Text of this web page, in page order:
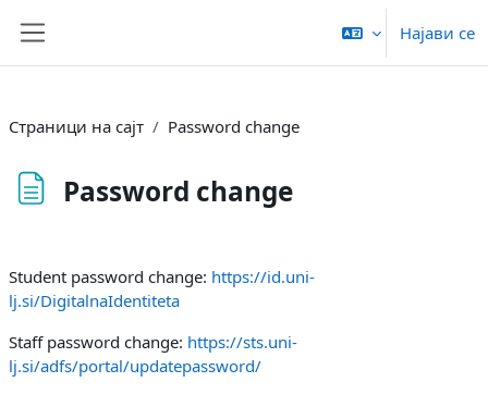
Најави се
Страници на сајт Password change
Password change
Student password change: https://id.uni-
lj.si/DigitalnaIdentiteta
Staff password change: https://sts.uni-
lj.si/adfs/portal/updatepassword/